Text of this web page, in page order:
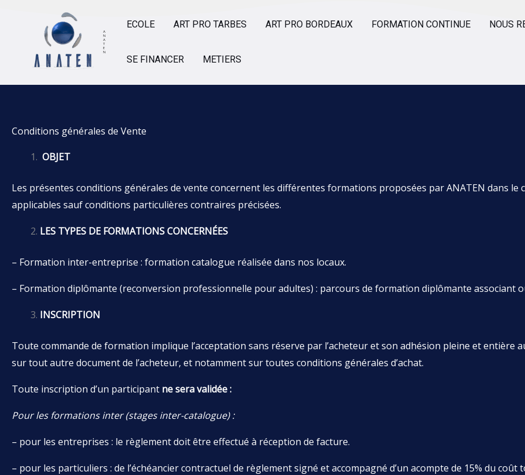
A
N
A
T
E
N
ECOLE ART PRO TARBES ART PRO BORDEAUX FORMATION CONTINUE NOUS
SE FINANCER METIERS
Conditions générales de Vente
OBJET
Les présentes conditions générales de vente concernent les différentes formations proposées par ANATEN dans
applicables sauf conditions particulières contraires précisées.
LES TYPES DE FORMATIONS CONCERNÉES
– Formation inter-entreprise : formation catalogue réalisée dans nos locaux.
– Formation diplômante (reconversion professionnelle pour adultes) : parcours de formation diplômante associant
INSCRIPTION
Toute commande de formation implique l’acceptation sans réserve par l’acheteur et son adhésion pleine et
sur tout autre document de l’acheteur, et notamment sur toutes conditions générales d’achat.
Toute inscription d’un participant ne sera validée :
Pour les formations inter (stages inter-catalogue) :
– pour les entreprises : le règlement doit être effectué à réception de facture.
– pour les particuliers : de l’échéancier contractuel de règlement signé et accompagné d’un acompte de 15% du